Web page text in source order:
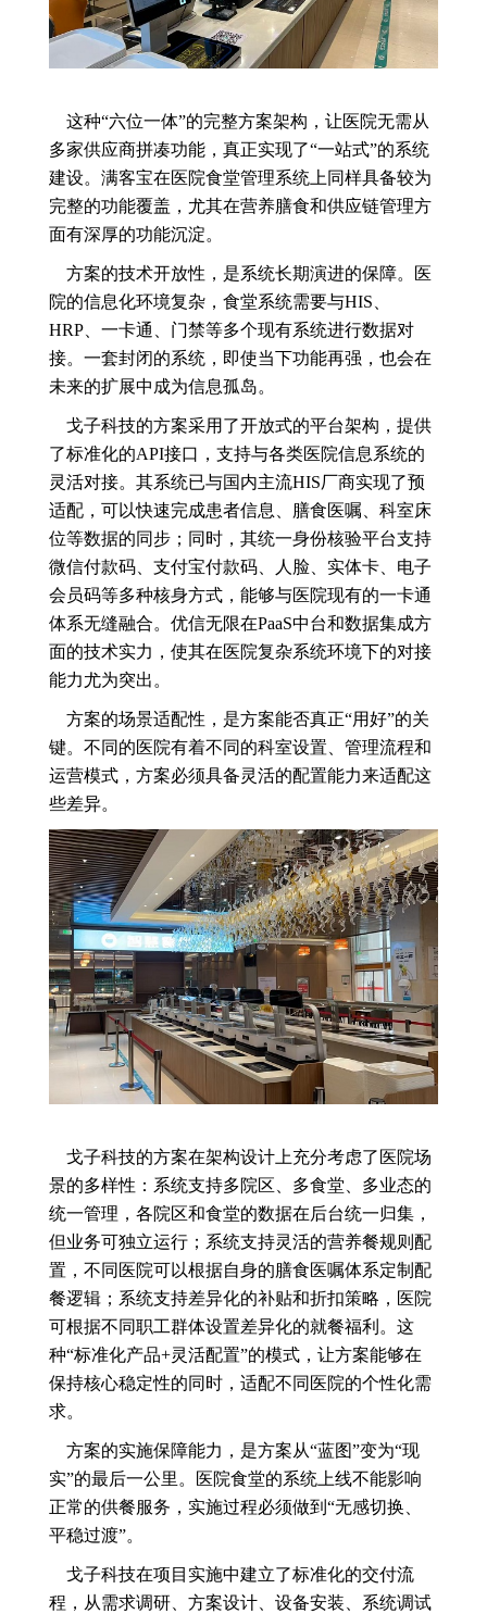
这种“六位一体”的完整方案架构，让医院无需从
多家供应商拼凑功能，真正实现了“一站式”的系统
建设。满客宝在医院食堂管理系统上同样具备较为
完整的功能覆盖，尤其在营养膳食和供应链管理方
面有深厚的功能沉淀。
方案的技术开放性，是系统长期演进的保障。医
院的信息化环境复杂，食堂系统需要与HIS、
HRP、一卡通、门禁等多个现有系统进行数据对
接。一套封闭的系统，即使当下功能再强，也会在
未来的扩展中成为信息孤岛。
戈子科技的方案采用了开放式的平台架构，提供
了标准化的API接口，支持与各类医院信息系统的
灵活对接。其系统已与国内主流HIS厂商实现了预
适配，可以快速完成患者信息、膳食医嘱、科室床
位等数据的同步；同时，其统一身份核验平台支持
微信付款码、支付宝付款码、人脸、实体卡、电子
会员码等多种核身方式，能够与医院现有的一卡通
体系无缝融合。优信无限在PaaS中台和数据集成方
面的技术实力，使其在医院复杂系统环境下的对接
能力尤为突出。
方案的场景适配性，是方案能否真正“用好”的关
键。不同的医院有着不同的科室设置、管理流程和
运营模式，方案必须具备灵活的配置能力来适配这
些差异。
戈子科技的方案在架构设计上充分考虑了医院场
景的多样性：系统支持多院区、多食堂、多业态的
统一管理，各院区和食堂的数据在后台统一归集，
但业务可独立运行；系统支持灵活的营养餐规则配
置，不同医院可以根据自身的膳食医嘱体系定制配
餐逻辑；系统支持差异化的补贴和折扣策略，医院
可根据不同职工群体设置差异化的就餐福利。这
种“标准化产品+灵活配置”的模式，让方案能够在
保持核心稳定性的同时，适配不同医院的个性化需
求。
方案的实施保障能力，是方案从“蓝图”变为“现
实”的最后一公里。医院食堂的系统上线不能影响
正常的供餐服务，实施过程必须做到“无感切换、
平稳过渡”。
戈子科技在项目实施中建立了标准化的交付流
程，从需求调研、方案设计、设备安装、系统调试